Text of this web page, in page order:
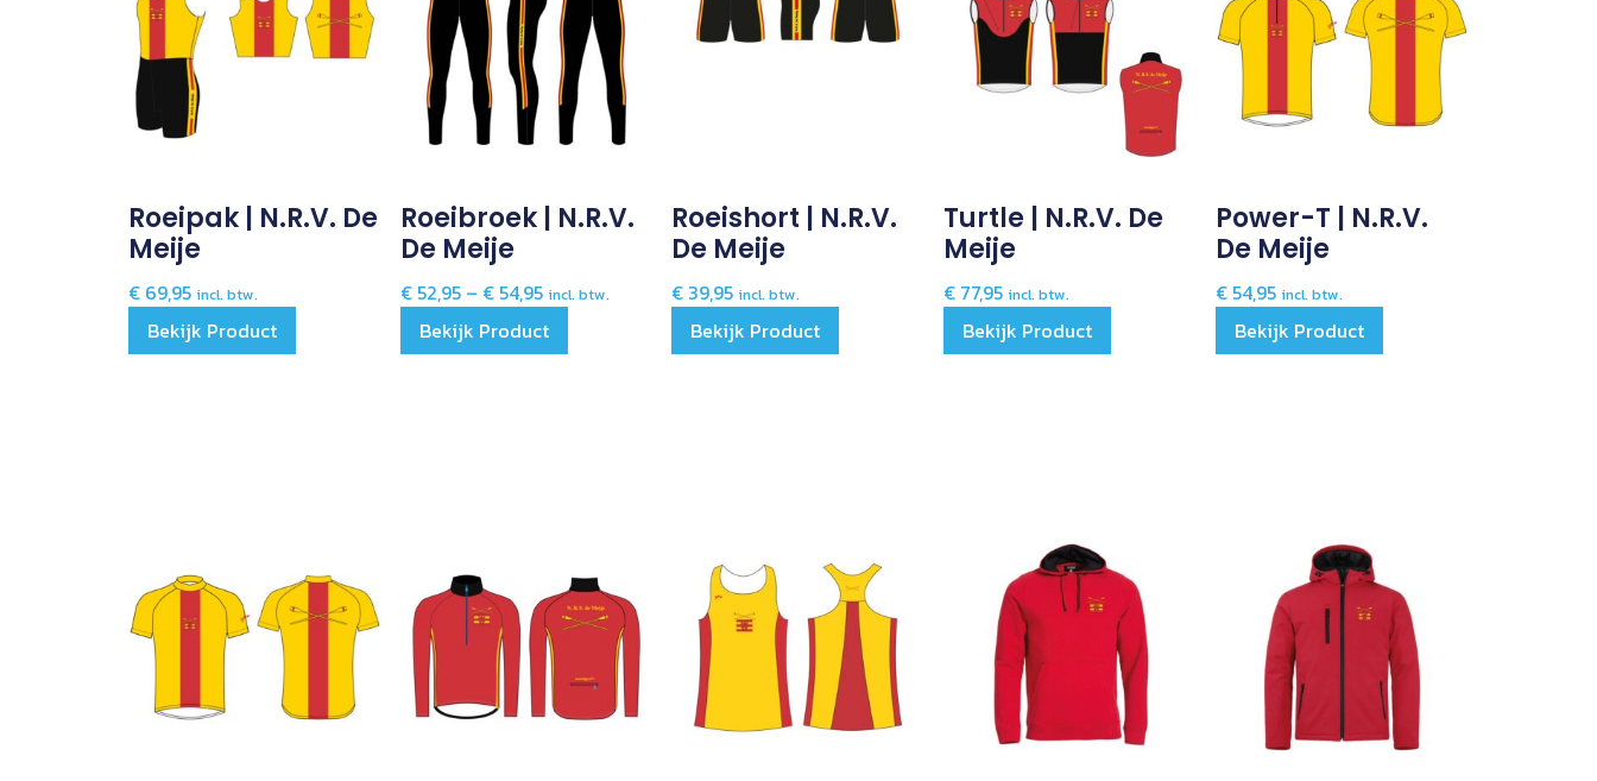
Roeipak | N.R.V. De
Meije
€69,95 incl. btw.
Bekijk Product
Roeibroek | N.R.V.
De Meije
€52,95– €54,95 incl. btw.
Bekijk Product
Roeishort | N.R.V.
De Meije
€ 39,95 incl. btw.
Bekijk Product
Turtle | N.R.V. De
Meije
€ 77,95 incl. btw.
Bekijk Product
Power-T | N.R.V.
De Meije
€ 54,95 incl. btw.
Bekijk Product